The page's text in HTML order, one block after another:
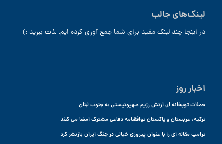
لینک‌های جالب
در اینجا چند لینک مفید برای شما جمع آوری کرده ایم. لذت ببرید :)
اخبار روز
حملات توپخانه ای ارتش رژیم صهیونیستی به جنوب لبنان
ترکیه، عربستان و پاکستان توافقنامه دفاعی مشترک امضا می کنند
ترامپ مقاله ای را با عنوان پیروزی خیالی در جنگ ایران بازنشر کرد